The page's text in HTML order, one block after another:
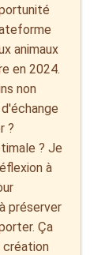
animaux
en 2024.
non
?
? Je
à
préserver
Ça
création